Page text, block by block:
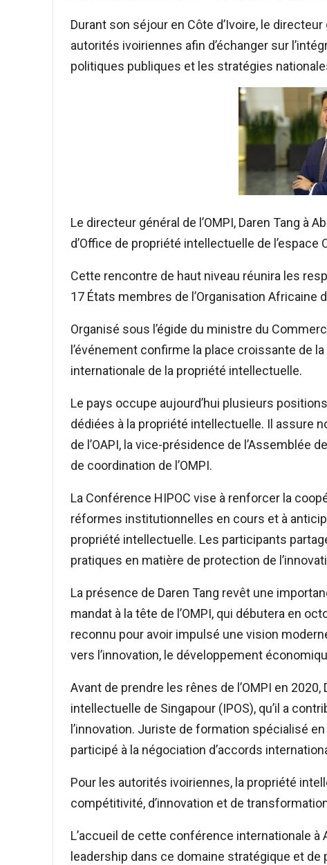
Durant son séjour en Côte d’Ivoire, le
autorités ivoiriennes afin d’échanger sur
politiques publiques et les stratégies
Le directeur général de l’OMPI, Daren Tang à
d’Office de propriété intellectuelle de l’espace
Cette rencontre de haut niveau réunira les
17 États membres de l’Organisation Africaine
Organisé sous l’égide du ministre du
l’événement confirme la place croissante de
internationale de la propriété intellectuelle.
Le pays occupe aujourd’hui plusieurs
dédiées à la propriété intellectuelle. Il assure
de l’OAPI, la vice-présidence de l’Assemblée
de coordination de l’OMPI.
La Conférence HIPOC vise à renforcer la
réformes institutionnelles en cours et à
propriété intellectuelle. Les participants
pratiques en matière de protection de
La présence de Daren Tang revêt une
mandat à la tête de l’OMPI, qui débutera en
reconnu pour avoir impulsé une vision
vers l’innovation, le développement
Avant de prendre les rênes de l’OMPI en
intellectuelle de Singapour (IPOS), qu’il a
l’innovation. Juriste de formation spécialisé
participé à la négociation d’accords
Pour les autorités ivoiriennes, la propriété
compétitivité, d’innovation et de
L’accueil de cette conférence internationale
leadership dans ce domaine stratégique et